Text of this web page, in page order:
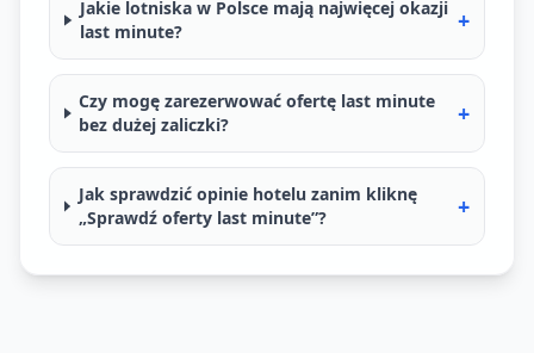
Jakie lotniska w Polsce mają najwięcej okazji
last minute?
+
Czy mogę zarezerwować ofertę last minute
bez dużej zaliczki?
+
Jak sprawdzić opinie hotelu zanim kliknę
„Sprawdź oferty last minute”?
+